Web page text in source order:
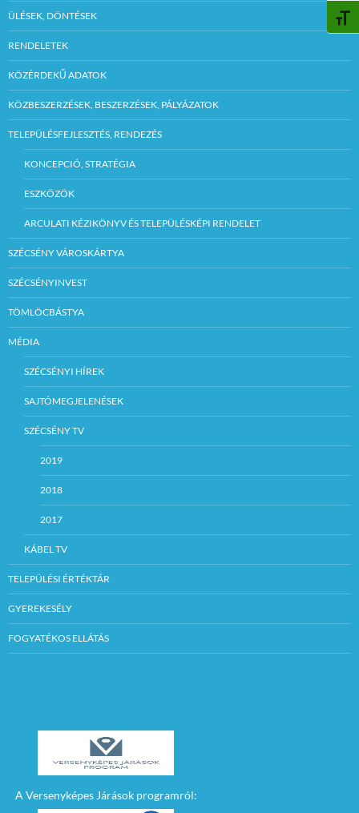
ÜLÉSEK, DÖNTÉSEK
RENDELETEK
KÖZÉRDEKŰ ADATOK
KÖZBESZERZÉSEK, BESZERZÉSEK, PÁLYÁZATOK
TELEPÜLÉSFEJLESZTÉS, RENDEZÉS
KONCEPCIÓ, STRATÉGIA
ESZKÖZÖK
ARCULATI KÉZIKÖNYV ÉS TELEPÜLÉSKÉPI RENDELET
SZÉCSÉNY VÁROSKÁRTYA
SZÉCSÉNYINVEST
TÖMLÖCBÁSTYA
MÉDIA
SZÉCSÉNYI HÍREK
SAJTÓMEGJELENÉSEK
SZÉCSÉNY TV
2019
2018
2017
KÁBEL TV
TELEPÜLÉSI ÉRTÉKTÁR
GYEREKESÉLY
FOGYATÉKOS ELLÁTÁS
A Versenyképes Járások programról: